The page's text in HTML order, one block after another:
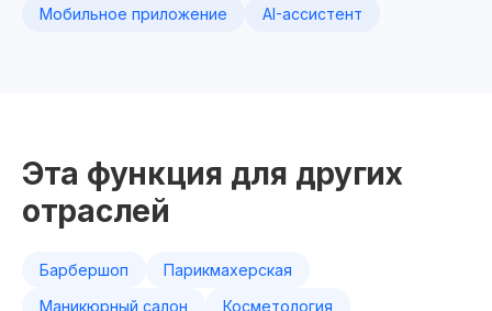
Мобильное приложение
AI-ассистент
Эта функция для других
отраслей
Барбершоп
Парикмахерская
Маникюрный салон
Косметология